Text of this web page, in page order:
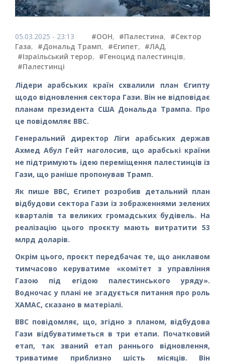
05.03.2025 - 23:13 #ООН, #Палестина, #Сектор
Газа, #Дональд Трамп, #Єгипет, #ЛАД,
#Ізраїльський терор, #Геноцид палестинців,
#Палестинці
Лідери арабських країн схвалили план Єгипту
щодо відновлення сектора Гази. Він не відповідає
планам президента США Дональда Трампа. Про
це повідомляє BBC.
Генеральний директор Ліги арабських держав
Ахмед Абул Гейт наголосив, що арабські країни
не підтримують ідею переміщення палестинців із
Гази, що раніше пропонував Трамп.
Як пише BBC, Єгипет розробив детальний план
відбудови сектора Гази із зображеннями зелених
кварталів та великих громадських будівель. На
реалізацію цього проєкту мають витратити 53
млрд доларів.
Окрім цього, проєкт передбачає те, що анклавом
тимчасово керуватиме «комітет з управління
Газою під егідою палестинського уряду».
Водночас у плані не згадується питання про роль
ХАМАС, сказано в матеріалі.
BBC повідомляє, що, згідно з планом, відбудова
Гази відбуватиметься в три етапи. Початковий
етап, так званий етап раннього відновлення,
триватиме приблизно шість місяців. Він